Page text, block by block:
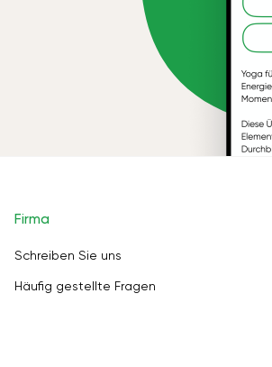
Firma
Schreiben Sie uns
Häufig gestellte Fragen